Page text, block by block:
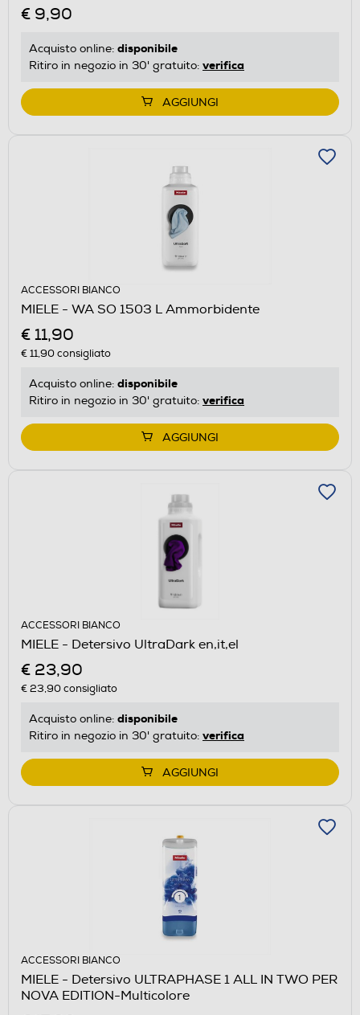
€ 9,90
Acquisto online: disponibile
Ritiro in negozio in 30' gratuito: verifica
AGGIUNGI
ACCESSORI BIANCO
MIELE - WA SO 1503 L Ammorbidente
€ 11,90
€ 11,90consigliato
Acquisto online: disponibile
Ritiro in negozio in 30' gratuito: verifica
AGGIUNGI
ACCESSORI BIANCO
MIELE - Detersivo UltraDark en,it,el
€ 23,90
€ 23,90consigliato
Acquisto online: disponibile
Ritiro in negozio in 30' gratuito: verifica
AGGIUNGI
ACCESSORI BIANCO
MIELE - Detersivo ULTRAPHASE 1 ALL IN TWO PER
NOVA EDITION-Multicolore